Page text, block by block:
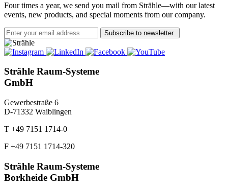
Four times a year, we send you mail from Strähle—with our latest
events, new products, and special moments from our company.
Subscribe to newsletter
Strähle Raum-Systeme
GmbH
Gewerbestraße 6
D-71332 Waiblingen
T +49 7151 1714-0
F +49 7151 1714-320
Strähle Raum-Systeme
Borkheide GmbH